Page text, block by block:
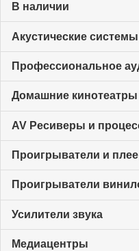
В наличии
Акустические системы
Профессиональное
Домашние кинотеатры
AV Ресиверы и
Проигрыватели и
Проигрыватели
Усилители звука
Медиацентры